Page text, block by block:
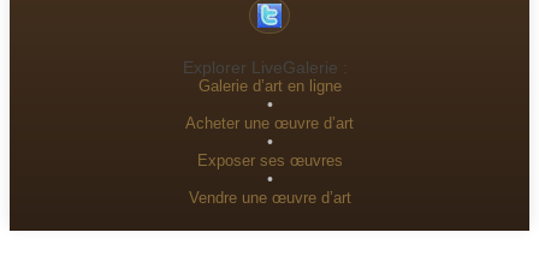
Explorer LiveGalerie :
Galerie d’art en ligne
•
Acheter une œuvre d’art
•
Exposer ses œuvres
•
Vendre une œuvre d’art